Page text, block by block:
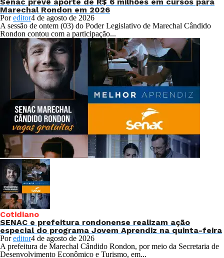
Marechal Rondon em 2026
Poreditor4 de agosto de 2026
A sessão de ontem (03) do Poder Legislativo de Marechal Cândido
Rondon contou com a participação...
Cotidiano
SENAC e prefeitura rondonense realizam ação
especial do programa Jovem Aprendiz na quinta-feira
Poreditor4 de agosto de 2026
A prefeitura de Marechal Cândido Rondon, por meio da Secretaria de
Desenvolvimento Econômico e Turismo, em...